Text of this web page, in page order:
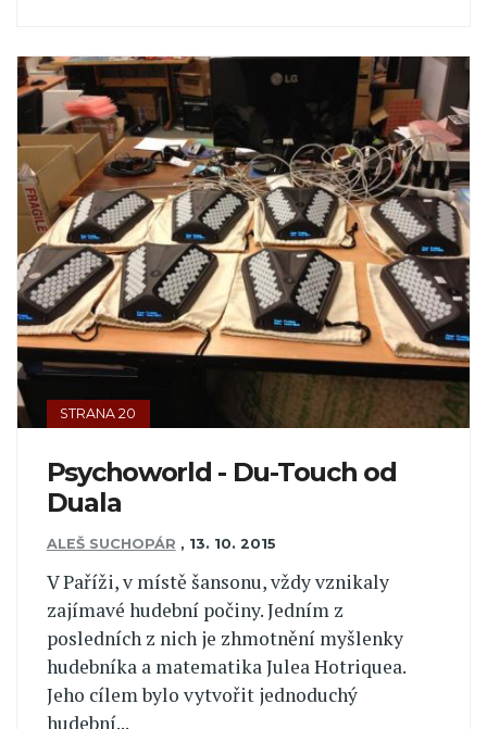
STRANA 20
Psychoworld - Du-Touch od
Duala
ALEŠ SUCHOPÁR , 13. 10. 2015
V Paříži, v místě šansonu, vždy vznikaly
zajímavé hudební počiny. Jedním z
posledních z nich je zhmotnění myšlenky
hudebníka a matematika Julea Hotriquea.
Jeho cílem bylo vytvořit jednoduchý
hudební...